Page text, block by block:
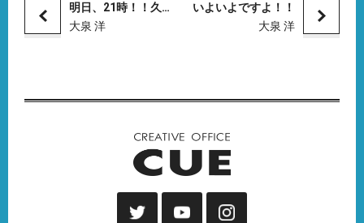
明日、21時！！久しぶりの生配信ですよ！
大泉 洋
いよいよですよ！！
大泉 洋